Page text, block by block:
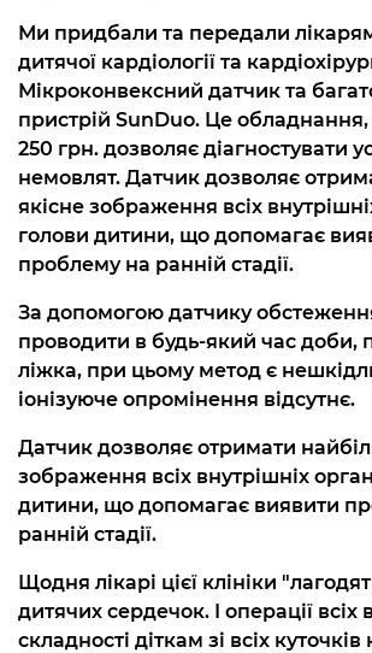
Ми придбали та передали
дитячої кардіології та
Мікроконвексний датчик та
пристрій SunDuo. Це обладнання,
250 грн. дозволяє діагностувати
немовлят. Датчик дозволяє
якісне зображення всіх
голови дитини, що допомагає
проблему на ранній стадії.
За допомогою датчику
проводити в будь-який час доби,
ліжка, при цьому метод є
іонізуюче опромінення відсутнє.
Датчик дозволяє отримати
зображення всіх внутрішніх
дитини, що допомагає виявити
ранній стадії.
Щодня лікарі цієї клініки
дитячих сердечок. І операції всіх
складності діткам зі всіх куточків